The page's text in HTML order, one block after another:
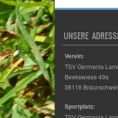
UNSERE
Verein:
Sportplatz:
TSV Germania